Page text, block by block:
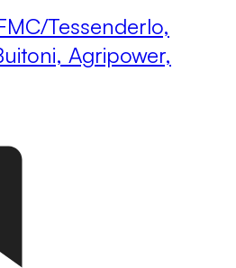
Tessenderlo,
Agripower,